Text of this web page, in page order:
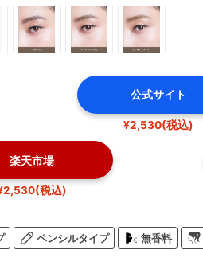
公式サイト
¥2,530(税込)
楽天市場
税込)
ペンシルタイプ 無香料